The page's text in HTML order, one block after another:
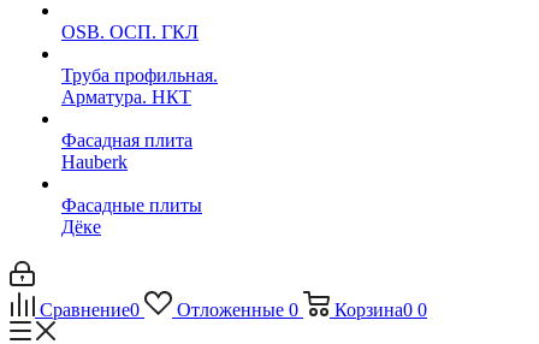
OSB. ОСП. ГКЛ
Труба профильная.
Арматура. НКТ
Фасадная плита
Hauberk
Фасадные плиты
Дёке
Сравнение0 Отложенные 0 Корзина0 0